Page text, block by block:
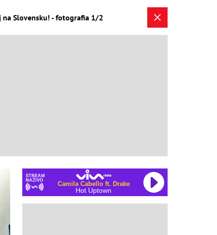
na Slovensku! - fotografia 1/2
STREAM
NAŽIVO
Camila Cabello ft. Drake
Hot Uptown